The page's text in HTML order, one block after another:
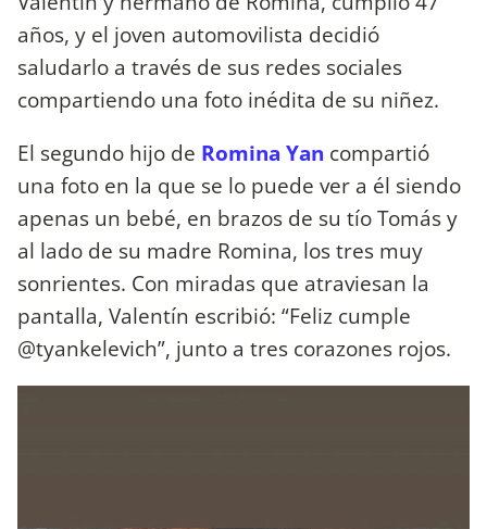
años, y el joven automovilista decidió
saludarlo a través de sus redes sociales
compartiendo una foto inédita de su niñez.
El segundo hijo de Romina Yan compartió
una foto en la que se lo puede ver a él siendo
apenas un bebé, en brazos de su tío Tomás y
al lado de su madre Romina, los tres muy
sonrientes. Con miradas que atraviesan la
pantalla, Valentín escribió: “Feliz cumple
@tyankelevich”, junto a tres corazones rojos.